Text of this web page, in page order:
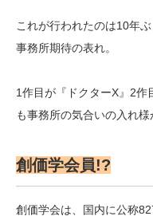
これが行われたのは10年
事務所期待の表れ。
1作目が『ドクターX』2作
も事務所の気合いの入れ様
創価学会員!?
創価学会は、国内に公称